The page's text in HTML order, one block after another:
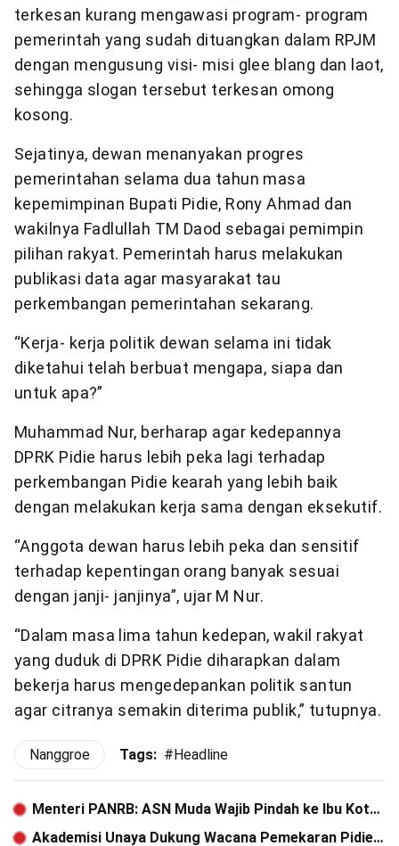
terkesan kurang mengawasi program- program
pemerintah yang sudah dituangkan dalam RPJM
dengan mengusung visi- misi glee blang dan laot,
sehingga slogan tersebut terkesan omong
kosong.
Sejatinya, dewan menanyakan progres
pemerintahan selama dua tahun masa
kepemimpinan Bupati Pidie, Rony Ahmad dan
wakilnya Fadlullah TM Daod sebagai pemimpin
pilihan rakyat. Pemerintah harus melakukan
publikasi data agar masyarakat tau
perkembangan pemerintahan sekarang.
“Kerja- kerja politik dewan selama ini tidak
diketahui telah berbuat mengapa, siapa dan
untuk apa?”
Muhammad Nur, berharap agar kedepannya
DPRK Pidie harus lebih peka lagi terhadap
perkembangan Pidie kearah yang lebih baik
dengan melakukan kerja sama dengan eksekutif.
“Anggota dewan harus lebih peka dan sensitif
terhadap kepentingan orang banyak sesuai
dengan janji- janjinya”, ujar M Nur.
“Dalam masa lima tahun kedepan, wakil rakyat
yang duduk di DPRK Pidie diharapkan dalam
bekerja harus mengedepankan politik santun
agar citranya semakin diterima publik,” tutupnya.
Nanggroe Tags: #Headline
Menteri PANRB: ASN Muda Wajib Pindah ke Ibu Kota
Baru
Akademisi Unaya Dukung Wacana Pemekaran Pidie